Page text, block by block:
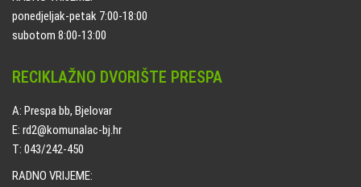
ponedjeljak-petak 7:00-18:00
subotom 8:00-13:00
RECIKLAŽNO DVORIŠTE PRESPA
A: Prespa bb, Bjelovar
E: rd2@komunalac-bj.hr
T: 043/242-450
RADNO VRIJEME: